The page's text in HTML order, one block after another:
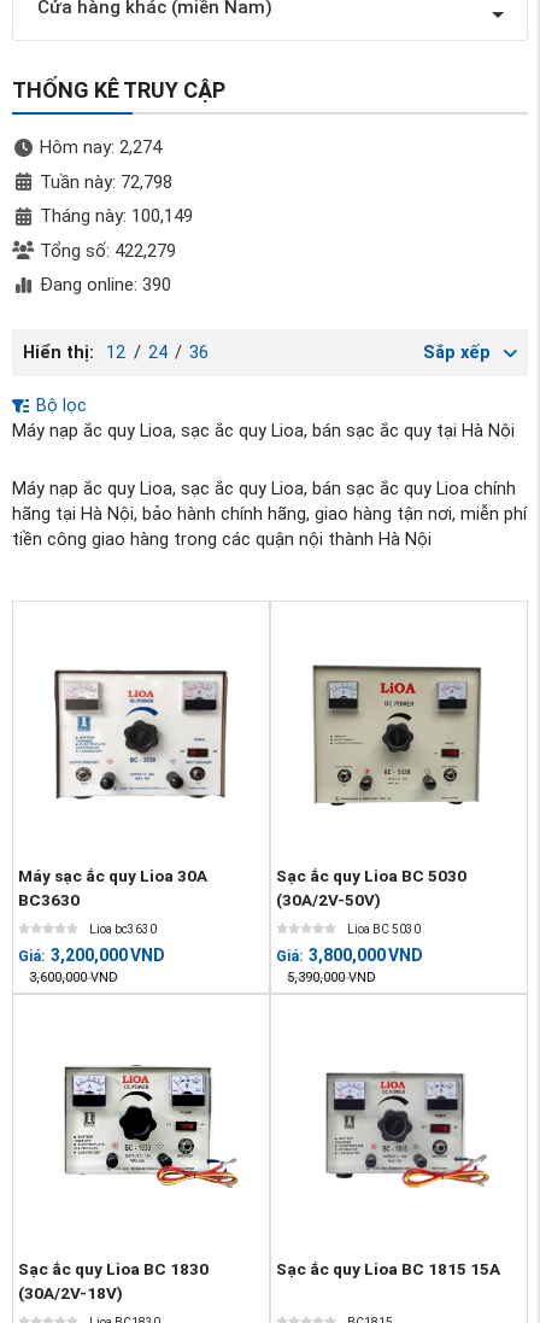
Cửa hàng khác (miền Nam)
THỐNG KÊ TRUY CẬP
Hôm nay: 2,274
Tuần này: 72,798
Tháng này: 100,149
Tổng số: 422,279
Đang online: 390
Hiển thị: 12 / 24 / 36 Sắp xếp
Bộ lọc
Máy nạp ắc quy Lioa, sạc ắc quy Lioa, bán sạc ắc quy tại Hà Nội
Máy nạp ắc quy Lioa, sạc ắc quy Lioa, bán sạc ắc quy Lioa chính
hãng tại Hà Nội, bảo hành chính hãng, giao hàng tận nơi, miễn phí
tiền công giao hàng trong các quận nội thành Hà Nội
Máy sạc ắc quy Lioa 30A
BC3630
Lioa bc3630
Giá: 3,200,000VND
3,600,000 VND
Sạc ắc quy Lioa BC 5030
(30A/2V-50V)
Lioa BC 5030
Giá: 3,800,000VND
5,390,000 VND
Sạc ắc quy Lioa BC 1830
(30A/2V-18V)
Sạc ắc quy Lioa BC 1815 15A